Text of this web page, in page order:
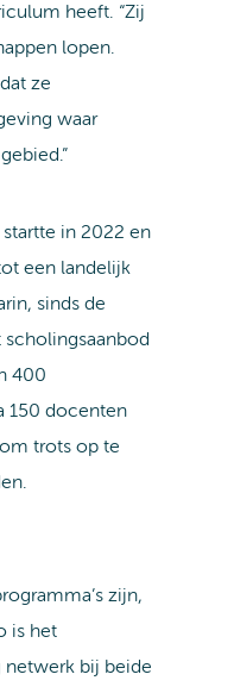
heeft. “Zij
lopen.
ze
waar
in 2022 en
een landelijk
sinds de
400
150 docenten
trots op te
zijn,
is het
netwerk bij beide